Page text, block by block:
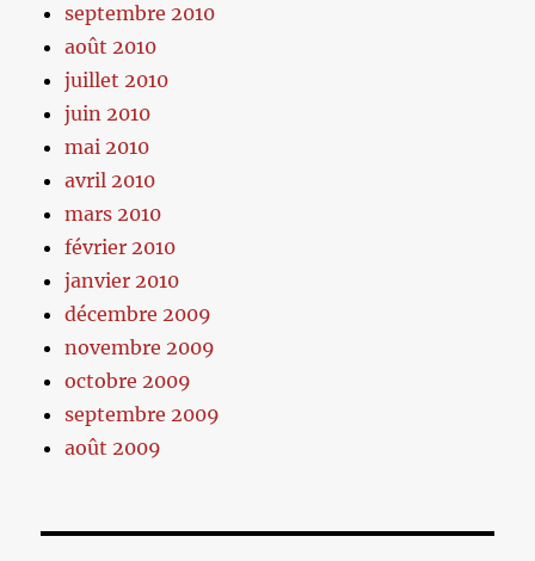
septembre 2010
août 2010
juillet 2010
juin 2010
mai 2010
avril 2010
mars 2010
février 2010
janvier 2010
décembre 2009
novembre 2009
octobre 2009
septembre 2009
août 2009